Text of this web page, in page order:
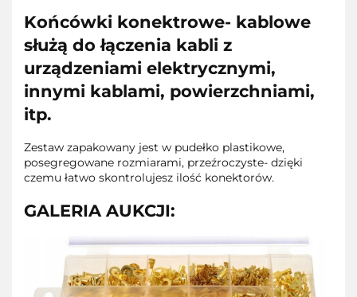
Końcówki konektrowe- kablowe
służą do łączenia kabli z
urządzeniami elektrycznymi,
innymi kablami, powierzchniami,
itp.
Zestaw zapakowany jest w pudełko plastikowe,
posegregowane rozmiarami, przeźroczyste- dzięki
czemu łatwo skontrolujesz ilość konektorów.
GALERIA AUKCJI: